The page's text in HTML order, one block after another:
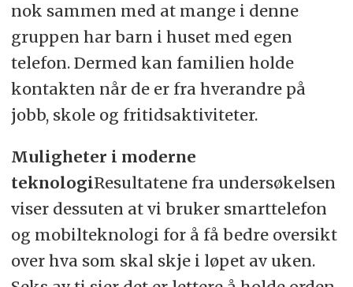
nok sammen med at mange i denne
gruppen har barn i huset med egen
telefon. Dermed kan familien holde
kontakten når de er fra hverandre på
jobb, skole og fritidsaktiviteter.
Muligheter i moderne
teknologiResultatene fra undersøkelsen
viser dessuten at vi bruker smarttelefon
og mobilteknologi for å få bedre oversikt
over hva som skal skje i løpet av uken.